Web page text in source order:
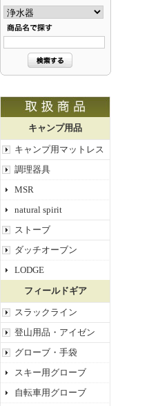
キャンプ用品
キャンプ用マットレス
調理器具
MSR
natural spirit
ストーブ
ダッチオーブン
LODGE
フィールドギア
スラックライン
登山用品・アイゼン
グローブ・手袋
スキー用グローブ
自転車用グローブ